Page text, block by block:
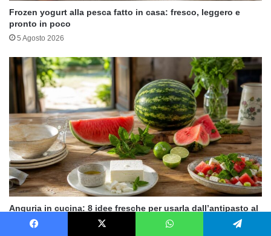
Frozen yogurt alla pesca fatto in casa: fresco, leggero e
pronto in poco
5 Agosto 2026
Anguria in cucina: 8 idee fresche per usarla dall’antipasto al
dessert